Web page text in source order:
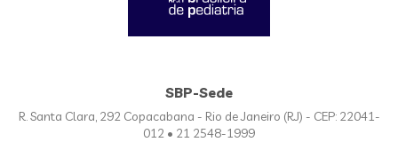
SBP-Sede
R. Santa Clara, 292 Copacabana - Rio de Janeiro (RJ) - CEP: 22041-
012 • 21 2548-1999